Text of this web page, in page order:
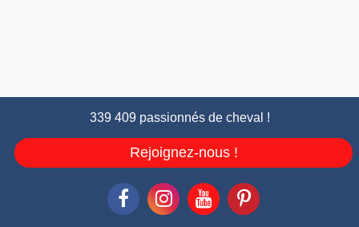
339 409 passionnés de cheval !
Rejoignez-nous !